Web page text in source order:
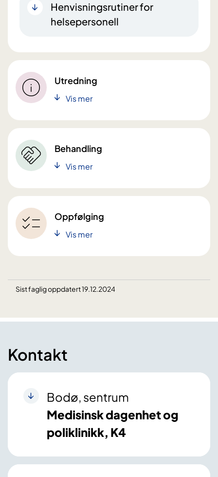
Henvisningsrutiner for
helsepersonell
Utredning
Vis mer
Behandling
Vis mer
Oppfølging
Vis mer
Sist faglig oppdatert 19.12.2024
Kontakt
Bodø, sentrum
Medisinsk dagenhet og
poliklinikk, K4